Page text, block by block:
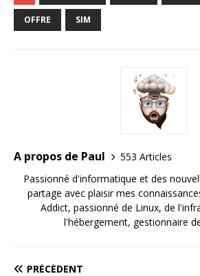
OFFRE SIM
A propos de Paul
553 Articles
Passionné d'informatique et des
partage avec plaisir mes
Addict, passionné de Linux, de
l'hébergement, gestionnaire
PRÉCÉDENT